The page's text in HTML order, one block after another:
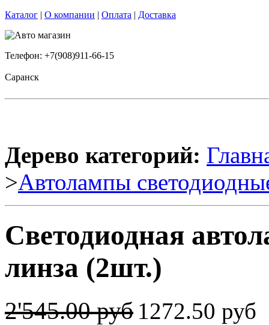
Каталог | О компании | Оплата | Доставка
Телефон: +7(908)911-66-15
Саранск
Дерево категорий:
>Автолампы
Светодиодная
линза (2шт.)
2'545.00 руб 1272.50 руб